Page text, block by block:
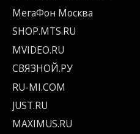
МегаФон Москва
SHOP.MTS.RU
MVIDEO.RU
СВЯЗНОЙ.РУ
RU-MI.COM
JUST.RU
MAXIMUS.RU